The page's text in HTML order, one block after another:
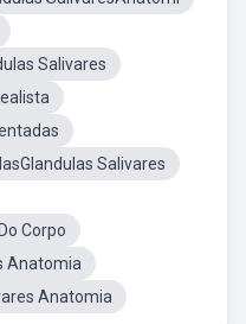
Salivares
Salivares
Corpo
Anatomia
Anatomia